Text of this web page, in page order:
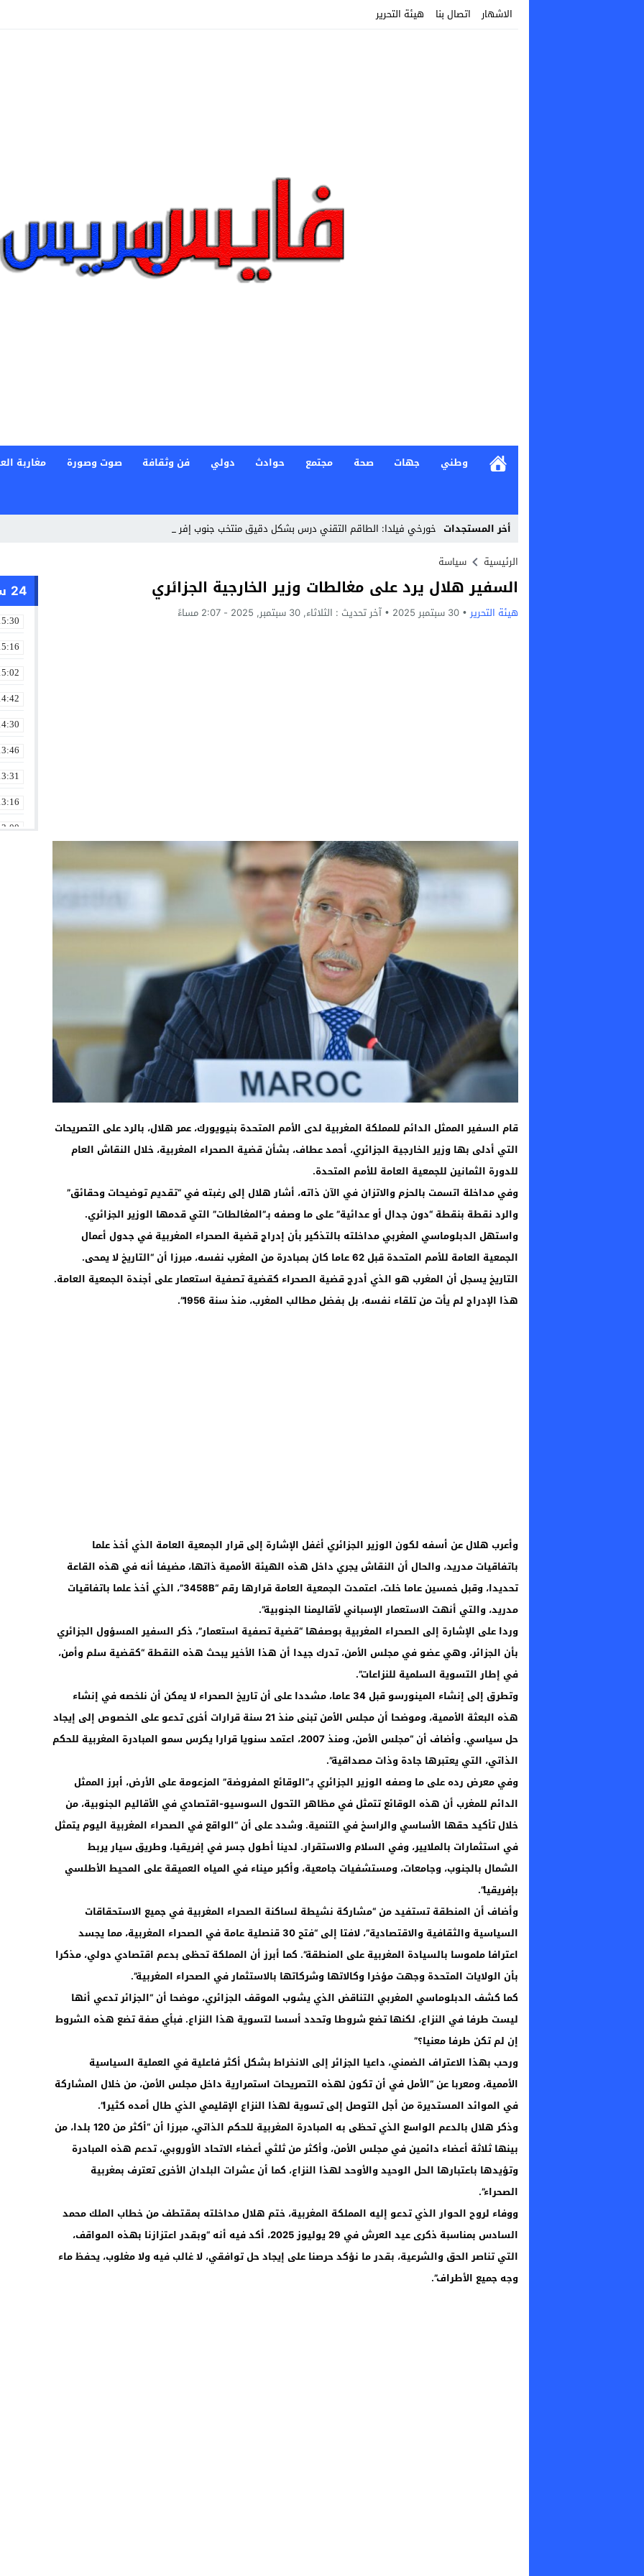
الاشهار اتصال بنا هيئة التحرير
وطني جهات صحة مجتمع حوادث دولي فن وثقافة صوت وصورة مغاربة
أخر المستجدات خورخي فيلدا: الطاقم التقني درس بشكل دقيق منتخب جنوب إفريقيا لتحقيق ا_
Previous
Next
الرئيسية سياسة
السفير هلال يرد على مغالطات وزير الخارجية الجزائري
هيئة التحرير 30 سبتمبر 2025 آخر تحديث : الثلاثاء, 30 سبتمبر, 2025 - 2:07 مساءً
قام السفير الممثل الدائم للمملكة المغربية لدى الأمم المتحدة بنيويورك، عمر هلال، بالرد على التصريحات
التي أدلى بها وزير الخارجية الجزائري، أحمد عطاف، بشأن قضية الصحراء المغربية، خلال النقاش العام
للدورة الثمانين للجمعية العامة للأمم المتحدة.
وفي مداخلة اتسمت بالحزم والاتزان في الآن ذاته، أشار هلال إلى رغبته في “تقديم توضيحات وحقائق”
والرد نقطة بنقطة “دون جدال أو عدائية” على ما وصفه بـ”المغالطات” التي قدمها الوزير الجزائري.
واستهل الدبلوماسي المغربي مداخلته بالتذكير بأن إدراج قضية الصحراء المغربية في جدول أعمال
الجمعية العامة للأمم المتحدة قبل 62 عاما كان بمبادرة من المغرب نفسه، مبرزا أن “التاريخ لا يمحى.
التاريخ يسجل أن المغرب هو الذي أدرج قضية الصحراء كقضية تصفية استعمار على أجندة الجمعية العامة.
هذا الإدراج لم يأت من تلقاء نفسه، بل بفضل مطالب المغرب، منذ سنة 1956”.
وأعرب هلال عن أسفه لكون الوزير الجزائري أغفل الإشارة إلى قرار الجمعية العامة الذي أخذ علما
باتفاقيات مدريد، والحال أن النقاش يجري داخل هذه الهيئة الأممية ذاتها، مضيفا أنه في هذه القاعة
تحديدا، وقبل خمسين عاما خلت، اعتمدت الجمعية العامة قرارها رقم “3458B”، الذي أخذ علما باتفاقيات
مدريد، والتي أنهت الاستعمار الإسباني لأقاليمنا الجنوبية”.
وردا على الإشارة إلى الصحراء المغربية بوصفها “قضية تصفية استعمار”، ذكر السفير المسؤول الجزائري
بأن الجزائر، وهي عضو في مجلس الأمن، تدرك جيدا أن هذا الأخير يبحث هذه النقطة “كقضية سلم وأمن،
في إطار التسوية السلمية للنزاعات”.
وتطرق إلى إنشاء المينورسو قبل 34 عاما، مشددا على أن تاريخ الصحراء لا يمكن أن نلخصه في إنشاء
هذه البعثة الأممية، وموضحا أن مجلس الأمن تبنى منذ 21 سنة قرارات أخرى تدعو على الخصوص إلى إيجاد
حل سياسي. وأضاف أن “مجلس الأمن، ومنذ 2007، اعتمد سنويا قرارا يكرس سمو المبادرة المغربية للحكم
الذاتي، التي يعتبرها جادة وذات مصداقية”.
وفي معرض رده على ما وصفه الوزير الجزائري بـ”الوقائع المفروضة” المزعومة على الأرض، أبرز الممثل
الدائم للمغرب أن هذه الوقائع تتمثل في مظاهر التحول السوسيو-اقتصادي في الأقاليم الجنوبية، من
خلال تأكيد حقها الأساسي والراسخ في التنمية. وشدد على أن “الواقع في الصحراء المغربية اليوم يتمثل
في استثمارات بالملايير، وفي السلام والاستقرار. لدينا أطول جسر في إفريقيا، وطريق سيار يربط
الشمال بالجنوب، وجامعات، ومستشفيات جامعية، وأكبر ميناء في المياه العميقة على المحيط الأطلسي
بإفريقيا”.
وأضاف أن المنطقة تستفيد من “مشاركة نشيطة لساكنة الصحراء المغربية في جميع الاستحقاقات
السياسية والثقافية والاقتصادية”، لافتا إلى “فتح 30 قنصلية عامة في الصحراء المغربية، مما يجسد
اعترافا ملموسا بالسيادة المغربية على المنطقة”. كما أبرز أن المملكة تحظى بدعم اقتصادي دولي، مذكرا
بأن الولايات المتحدة وجهت مؤخرا وكالاتها وشركاتها بالاستثمار في الصحراء المغربية”.
كما كشف الدبلوماسي المغربي التناقض الذي يشوب الموقف الجزائري، موضحا أن “الجزائر تدعي أنها
ليست طرفا في النزاع، لكنها تضع شروطا وتحدد أسسا لتسوية هذا النزاع. فبأي صفة تضع هذه الشروط
إن لم تكن طرفا معنيا؟”
ورحب بهذا الاعتراف الضمني، داعيا الجزائر إلى الانخراط بشكل أكثر فاعلية في العملية السياسية
الأممية، ومعربا عن “الأمل في أن تكون لهذه التصريحات استمرارية داخل مجلس الأمن، من خلال المشاركة
في الموائد المستديرة من أجل التوصل إلى تسوية لهذا النزاع الإقليمي الذي طال أمده كثيرا”.
وذكر هلال بالدعم الواسع الذي تحظى به المبادرة المغربية للحكم الذاتي، مبرزا أن “أكثر من 120 بلدا، من
بينها ثلاثة أعضاء دائمين في مجلس الأمن، وأكثر من ثلثي أعضاء الاتحاد الأوروبي، تدعم هذه المبادرة
وتؤيدها باعتبارها الحل الوحيد والأوحد لهذا النزاع، كما أن عشرات البلدان الأخرى تعترف بمغربية
الصحراء”.
ووفاء لروح الحوار الذي تدعو إليه المملكة المغربية، ختم هلال مداخلته بمقتطف من خطاب الملك محمد
السادس بمناسبة ذكرى عيد العرش في 29 يوليوز 2025، أكد فيه أنه “وبقدر اعتزازنا بهذه المواقف،
التي تناصر الحق والشرعية، بقدر ما نؤكد حرصنا على إيجاد حل توافقي، لا غالب فيه ولا مغلوب، يحفظ ماء
وجه جميع الأطراف”.
24 ساعة